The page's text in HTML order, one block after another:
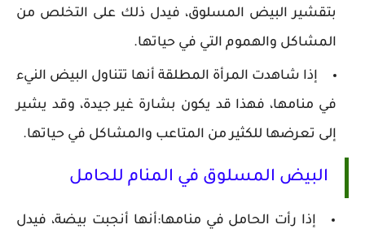
بتقشير البيض المسلوق، فيدل ذلك على التخلص من
المشاكل والهموم التي في حياتها.
إذا شاهدت المرأة المطلقة أنها تتناول البيض النيء
في منامها، فهذا قد يكون بشارة غير جيدة، وقد يشير
إلى تعرضها للكثير من المتاعب والمشاكل في حياتها.
البيض المسلوق في المنام للحامل
إذا رأت الحامل في منامها:أنها أنجبت بيضة، فيدل